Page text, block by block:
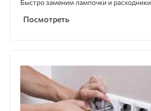
Быстро заменим лампочки и расходники
Посмотреть